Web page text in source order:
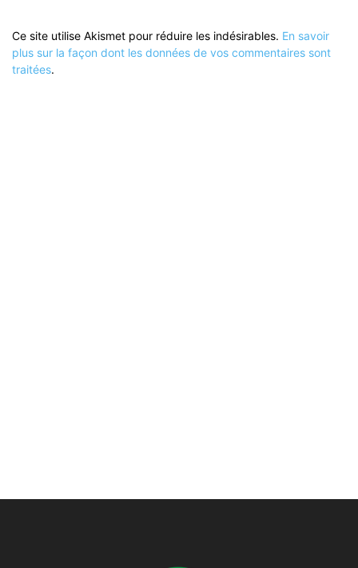
Ce site utilise Akismet pour réduire les indésirables. En savoir
plus sur la façon dont les données de vos commentaires sont
traitées.